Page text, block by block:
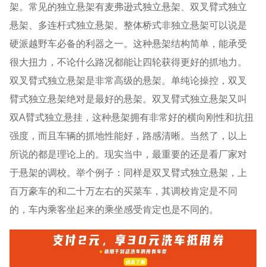
架。常见的独立悬架有麦弗逊式独立悬架、双叉臂式独立
悬架、多连杆式独立悬架。整体桥式非独立悬架可以说是
硬派越野车必备的利器之一。这种悬架结构简单，能承受
很大扭力，不论什么路况都能让四轮获得更好的抓地力。
双叉臂式独立悬架是非常高级的悬架。单纯论操控，双叉
臂式独立悬架绝对是最好的悬架。双叉臂式独立悬架又叫
双A臂式独立悬挂，这种悬架拥有非常好的横向刚性和抗扭
强度，而且车辆的抓地性能好，路感清晰。当然了，以上
所说的都是理论上的。现实当中，最重要的还是看厂家对
于悬架的调校。举个例子：同样是双叉臂式独立悬架，上
百万豪车的和二十万左右的买菜车，其调校肯定是不同
的，车内乘客坐起来的乘坐感受肯定也是不同的。